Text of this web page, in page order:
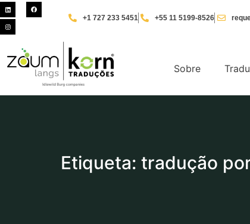
+1 727 233 5451 +55 11 5199-8526
Sobre
Etiqueta: tradução